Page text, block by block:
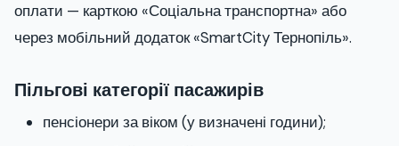
оплати — карткою «Соціальна транспортна» або
через мобільний додаток «SmartCity Тернопіль».
Пільгові категорії пасажирів
пенсіонери за віком (у визначені години);